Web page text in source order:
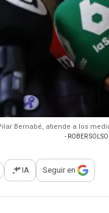
Bernabé, atiende a los
- ROBER
opciones para
IA Seguir en